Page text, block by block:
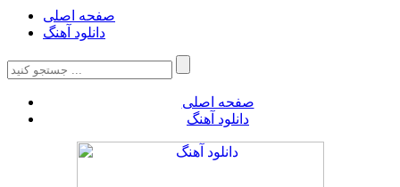
صفحه اصلی
دانلود آهنگ
صفحه اصلی
دانلود آهنگ